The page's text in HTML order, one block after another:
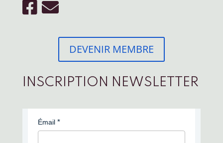
DEVENIR MEMBRE
INSCRIPTION NEWSLETTER
Émail